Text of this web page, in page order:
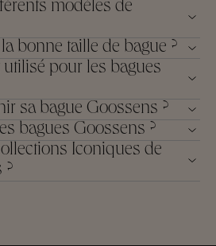
modèles de
bonne taille de bague ?
pour les bagues
sa bague Goossens ?
bagues Goossens ?
Iconiques de
?